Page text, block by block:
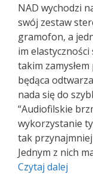
NAD wychodzi
swój zestaw
gramofon, a
im
takim
będąca
nada się do
“Audiofilskie
wykorzystanie
tak
Jednym z nich
Czytaj dalej